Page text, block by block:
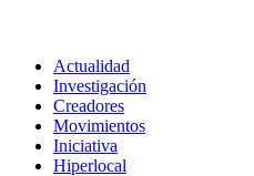
Actualidad
Investigación
Creadores
Movimientos
Iniciativa
Hiperlocal